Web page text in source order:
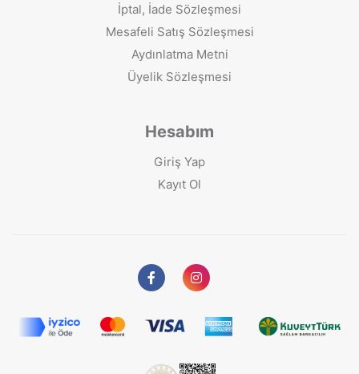
İptal, İade Sözleşmesi
Mesafeli Satış Sözleşmesi
Aydınlatma Metni
Üyelik Sözleşmesi
Hesabım
Giriş Yap
Kayıt Ol